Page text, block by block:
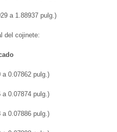
a 1.88937 pulg.)
del cojinete:
a 0.07862 pulg.)
a 0.07874 pulg.)
a 0.07886 pulg.)